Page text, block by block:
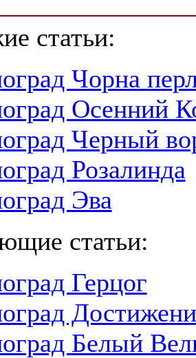
статьи:
Чорна
Осенний
Черный
Розалинда
Эва
статьи:
Герцог
Белый